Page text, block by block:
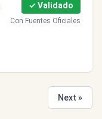
✓ Validado
Con Fuentes Oficiales
Next »